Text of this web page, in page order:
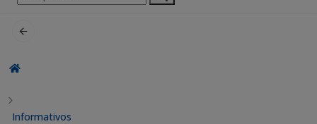
por:
Informativos